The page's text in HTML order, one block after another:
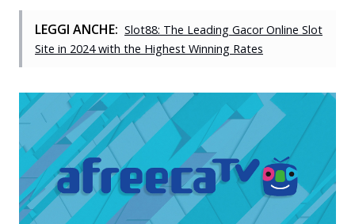
LEGGI ANCHE: Slot88: The Leading Gacor Online Slot
Site in 2024 with the Highest Winning Rates